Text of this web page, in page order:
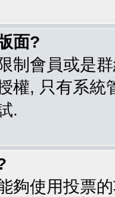
面?
制會員或是
權, 只有系
.
夠使用投票